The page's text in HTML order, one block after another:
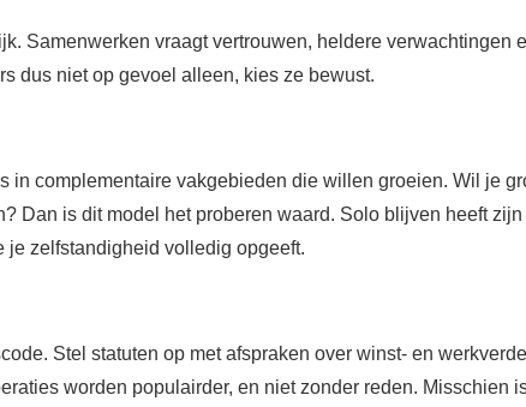
Samenwerken vraagt vertrouwen, heldere
dus niet op gevoel alleen, kies ze bewust.
in complementaire vakgebieden die willen groeien. Wil je
Dan is dit model het proberen waard. Solo blijven heeft
je zelfstandigheid volledig opgeeft.
Stel statuten op met afspraken over winst- en
worden populairder, en niet zonder reden. Misschien